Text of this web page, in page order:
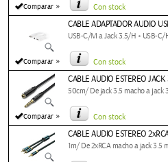
Comparar » Con stock
Comparar »
CABLE ADAPTADOR AUDIO
USB-C/M a Jack 3.5/H + USB-C/
Con stock
Comparar »
CABLE AUDIO ESTEREO
50cm/ De jack 3.5 macho a jack
Con stock
CABLE AUDIO ESTEREO
1m/ De 2xRCA macho a jack 3.5